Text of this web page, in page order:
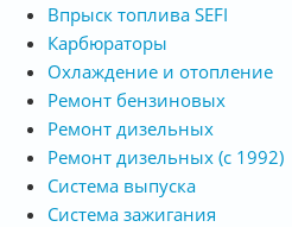
Впрыск топлива SEFI
Карбюраторы
Охлаждение и отопление
Ремонт бензиновых
Ремонт дизельных
Ремонт дизельных (с 1992)
Система выпуска
Система зажигания